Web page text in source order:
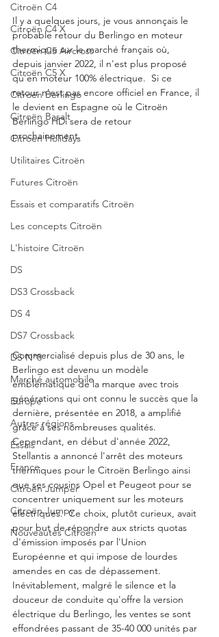
Citroën C4
Citroën C4 X
Citroën C5 Aircross
Citroën C5 X
Citroën Berlingo
Citroën Basalt
Citroën Holidays
Utilitaires Citroën
Futures Citroën
Essais et comparatifs Citroën
Les concepts Citroën
L'histoire Citroën
DS
DS3 Crossback
DS 4
DS7 Crossback
DS N°8
Marché automobile
Europe
Autres régions
Essais
France
Citroën Jumper
Citroën Jumpy
Nouveautés Citroën
Il y a quelques jours, je vous annonçais le
probable retour du Berlingo en moteur
thermique sur le marché français où,
depuis janvier 2022, il n'est plus proposé
qu'en moteur 100% électrique.  Si ce
retour n'est pas encore officiel en France, il
le devient en Espagne où le Citroën
Berlingo HDi sera de retour
prochainement.
Commercialisé depuis plus de 30 ans, le
Berlingo est devenu un modèle
emblématique de la marque avec trois
générations qui ont connu le succès que la
dernière, présentée en 2018, a amplifié
grâce à ses nombreuses qualités.
Cependant, en début d'année 2022,
Stellantis a annoncé l'arrêt des moteurs
thermiques pour le Citroën Berlingo ainsi
que ses cousins Opel et Peugeot pour se
concentrer uniquement sur les moteurs
électriques.  Ce choix, plutôt curieux, avait
pour but de répondre aux stricts quotas
d'émission imposés par l'Union
Européenne et qui impose de lourdes
amendes en cas de dépassement.
Inévitablement, malgré le silence et la
douceur de conduite qu'offre la version
électrique du Berlingo, les ventes se sont
effondrées passant de 35-40 000 unités par